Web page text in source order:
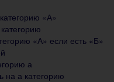
«А»
«А» если есть «Б»
а
на а категорию